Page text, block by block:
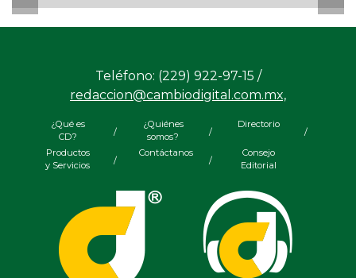
Teléfono: (229) 922-97-15 /
redaccion@cambiodigital.com.mx,
¿Qué es
CD?
/
¿Quiénes
somos?
/
Directorio
/
Productos
y Servicios
/
Contáctanos
/
Consejo
Editorial